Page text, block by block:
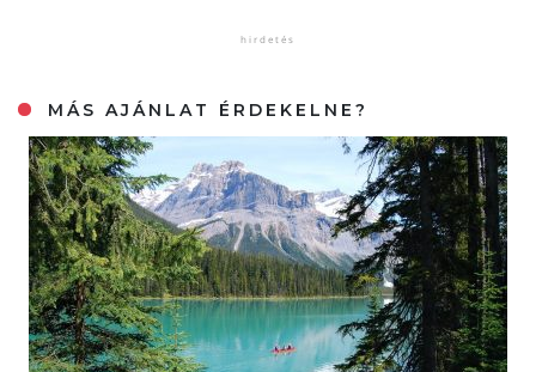
MÁS AJÁNLAT ÉRDEKELNE?